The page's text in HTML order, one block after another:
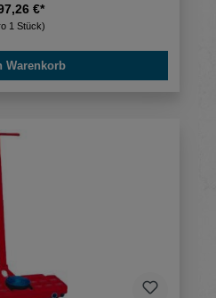
€*
1 Stück)
Warenkorb